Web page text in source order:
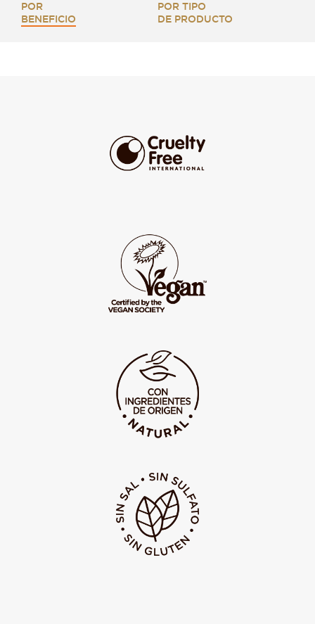
POR
BENEFICIO
POR TIPO
DE PRODUCTO